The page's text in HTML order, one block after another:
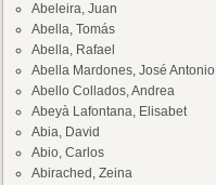
Abeleira, Juan
Abella, Tomás
Abella, Rafael
Abella Mardones, José Antonio
Abello Collados, Andrea
Abeyà Lafontana, Elisabet
Abia, David
Abio, Carlos
Abirached, Zeina